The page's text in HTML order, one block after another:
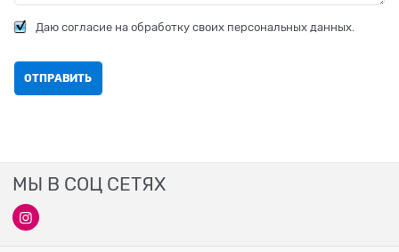
Даю согласие на обработку своих персональных данных.
МЫ В СОЦ СЕТЯХ